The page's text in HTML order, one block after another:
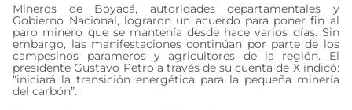
Mineros de Boyacá, autoridades departamentales y
Gobierno Nacional, lograron un acuerdo para poner fin al
paro minero que se mantenía desde hace varios días. Sin
embargo, las manifestaciones continúan por parte de los
campesinos parameros y agricultores de la región. El
presidente Gustavo Petro a través de su cuenta de X indicó:
“iniciará la transición energética para la pequeña minería
del carbón”.